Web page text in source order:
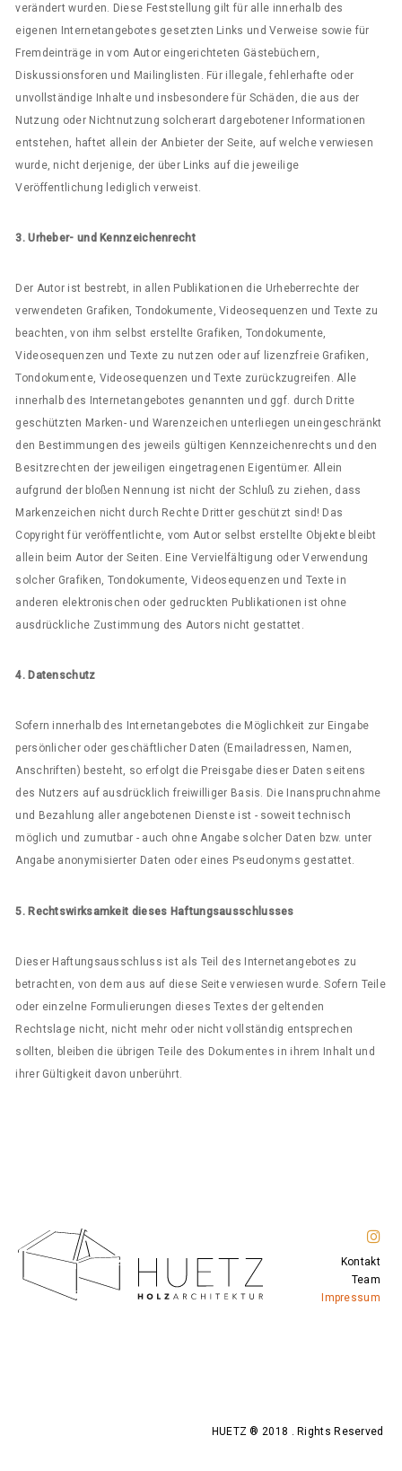
verändert wurden. Diese Feststellung gilt für alle innerhalb des
eigenen Internetangebotes gesetzten Links und Verweise sowie für
Fremdeinträge in vom Autor eingerichteten Gästebüchern,
Diskussionsforen und Mailinglisten. Für illegale, fehlerhafte oder
unvollständige Inhalte und insbesondere für Schäden, die aus der
Nutzung oder Nichtnutzung solcherart dargebotener Informationen
entstehen, haftet allein der Anbieter der Seite, auf welche verwiesen
wurde, nicht derjenige, der über Links auf die jeweilige
Veröffentlichung lediglich verweist.
3. Urheber- und Kennzeichenrecht
Der Autor ist bestrebt, in allen Publikationen die Urheberrechte der
verwendeten Grafiken, Tondokumente, Videosequenzen und Texte zu
beachten, von ihm selbst erstellte Grafiken, Tondokumente,
Videosequenzen und Texte zu nutzen oder auf lizenzfreie Grafiken,
Tondokumente, Videosequenzen und Texte zurückzugreifen. Alle
innerhalb des Internetangebotes genannten und ggf. durch Dritte
geschützten Marken- und Warenzeichen unterliegen uneingeschränkt
den Bestimmungen des jeweils gültigen Kennzeichenrechts und den
Besitzrechten der jeweiligen eingetragenen Eigentümer. Allein
aufgrund der bloßen Nennung ist nicht der Schluß zu ziehen, dass
Markenzeichen nicht durch Rechte Dritter geschützt sind! Das
Copyright für veröffentlichte, vom Autor selbst erstellte Objekte bleibt
allein beim Autor der Seiten. Eine Vervielfältigung oder Verwendung
solcher Grafiken, Tondokumente, Videosequenzen und Texte in
anderen elektronischen oder gedruckten Publikationen ist ohne
ausdrückliche Zustimmung des Autors nicht gestattet.
4. Datenschutz
Sofern innerhalb des Internetangebotes die Möglichkeit zur Eingabe
persönlicher oder geschäftlicher Daten (Emailadressen, Namen,
Anschriften) besteht, so erfolgt die Preisgabe dieser Daten seitens
des Nutzers auf ausdrücklich freiwilliger Basis. Die Inanspruchnahme
und Bezahlung aller angebotenen Dienste ist - soweit technisch
möglich und zumutbar - auch ohne Angabe solcher Daten bzw. unter
Angabe anonymisierter Daten oder eines Pseudonyms gestattet.
5. Rechtswirksamkeit dieses Haftungsausschlusses
Dieser Haftungsausschluss ist als Teil des Internetangebotes zu
betrachten, von dem aus auf diese Seite verwiesen wurde. Sofern Teile
oder einzelne Formulierungen dieses Textes der geltenden
Rechtslage nicht, nicht mehr oder nicht vollständig entsprechen
sollten, bleiben die übrigen Teile des Dokumentes in ihrem Inhalt und
ihrer Gültigkeit davon unberührt.
HUETZ ® 2018 . Rights Reserved
Kontakt
Team
Impressum